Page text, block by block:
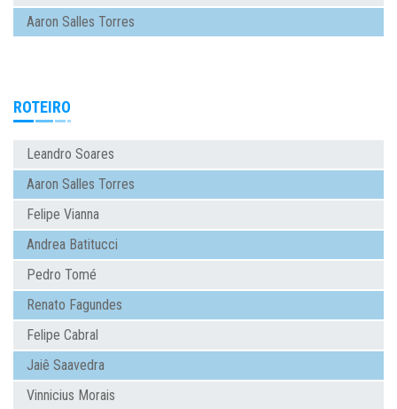
Aaron Salles Torres
ROTEIRO
Leandro Soares
Aaron Salles Torres
Felipe Vianna
Andrea Batitucci
Pedro Tomé
Renato Fagundes
Felipe Cabral
Jaiê Saavedra
Vinnicius Morais